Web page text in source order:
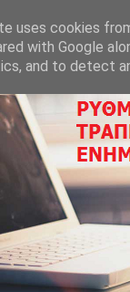
uses cookies
with Google
and to detect